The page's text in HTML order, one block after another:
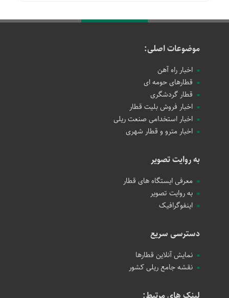
موضوعات اصلی:
اخبار راه آهن
قطارهای حومه ای
قطار گردشگری
اخبار فروش بلیت قطار
اخبار استخدامی صنعت ریلی
اخبار مترو و قطار شهری
به روایت تصویر
معرفی ایستگاه های قطار
به روایت تصویر
اینفوگرافیک
دسترسی سریع
نمایش آنلاین قطارها
نقشه جامع ریلی کشور